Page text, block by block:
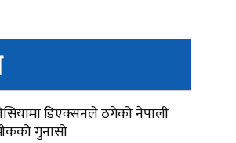
डिएक्सनले ठगेको नेपाली
गुनासो